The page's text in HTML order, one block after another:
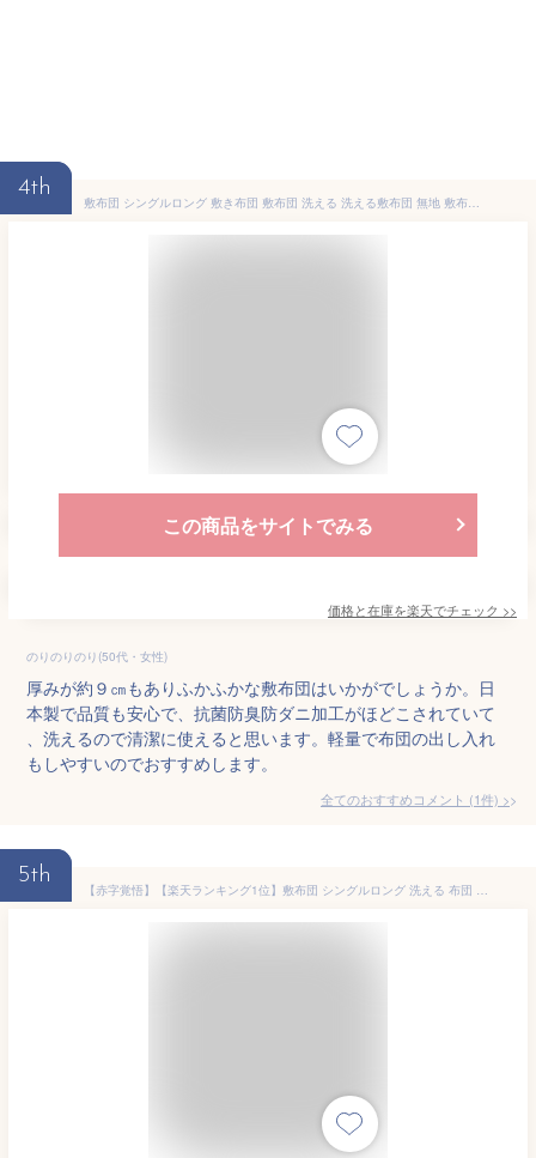
4th
敷布団 シングルロング 敷き布団 敷布団 洗える 洗える敷布団 無地 敷布団 日本製 国産 清潔 軽い シンプル コインランドリー 洗える マイティートップ 抗菌 防臭 防ダニ 3つ折り ギフト 一人暮らし
この商品をサイトでみる
価格と在庫を楽天でチェック >>
のりのりのり(50代・女性)
厚みが約９㎝もありふかふかな敷布団はいかがでしょうか。日
本製で品質も安心で、抗菌防臭防ダニ加工がほどこされていて
、洗えるので清潔に使えると思います。軽量で布団の出し入れ
もしやすいのでおすすめします。
全てのおすすめコメント (1件) >
5th
【赤字覚悟】【楽天ランキング1位】敷布団 シングルロング 洗える 布団 敷き布団 洗える 敷布団 来客用 日本製 抗菌防臭 清潔 軽い 敷布団 洗濯 ホワイト ネイビー ブラウン ピンク 洗える敷布団 無地 シンプル 3つ折り コインランドリー マイティートップ【D】